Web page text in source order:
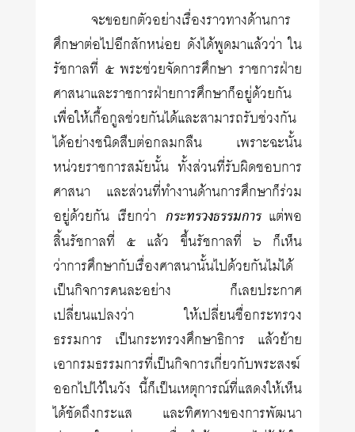
จะขอยกตัวอย่างเรื่องราวทางด้านการ
ศึกษาต่อไปอีกสักหน่อย ดังได้พูดมาแล้วว่า ใน
รัชกาลที่ ๕ พระช่วยจัดการศึกษา ราชการฝ่าย
ศาสนาและราชการฝ่ายการศึกษาก็อยู่ด้วยกัน
เพื่อให้เกื้อกูลช่วยกันได้และสามารถรับช่วงกัน
ได้อย่างชนิดสืบต่อกลมกลืน เพราะฉะนั้น
หน่วยราชการสมัยนั้น ทั้งส่วนที่รับผิดชอบการ
ศาสนา และส่วนที่ทำงานด้านการศึกษาก็ร่วม
อยู่ด้วยกัน เรียกว่า กระทรวงธรรมการแต่พอ
สิ้นรัชกาลที่ ๕ แล้ว ขึ้นรัชกาลที่ ๖ ก็เห็น
ว่าการศึกษากับเรื่องศาสนานั้นไปด้วยกันไม่ได้
เป็นกิจการคนละอย่าง ก็เลยประกาศ
เปลี่ยนแปลงว่า ให้เปลี่ยนชื่อกระทรวง
ธรรมการ เป็นกระทรวงศึกษาธิการ แล้วย้าย
เอากรมธรรมการที่เป็นกิจการเกี่ยวกับพระสงฆ์
ออกไปไว้ในวัง นี้ก็เป็นเหตุการณ์ที่แสดงให้เห็น
ได้ชัดถึงกระแส และทิศทางของการพัฒนา